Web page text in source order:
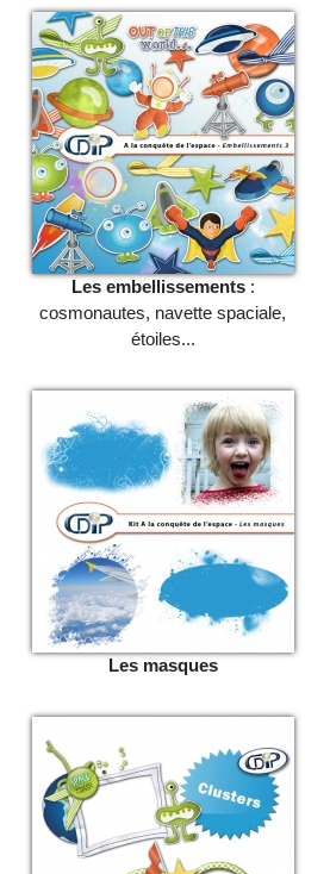
Les embellissements:
cosmonautes, navette spaciale,
étoiles...
Les masques